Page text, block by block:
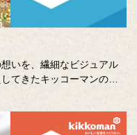
いを、繊細なビジュアル
てきたキッコーマンの企
も紹介しています。